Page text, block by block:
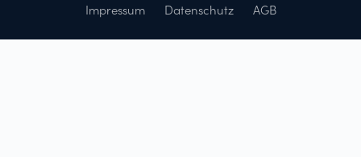
Impressum Datenschutz AGB